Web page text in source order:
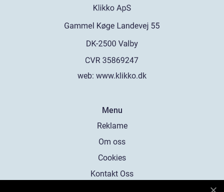
web: www.klikko.dk
Menu
Reklame
Om oss
Cookies
Kontakt Oss